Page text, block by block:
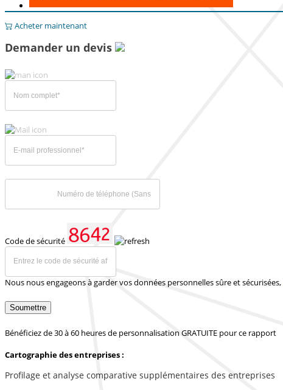
Acheter maintenant
Demander un devis
Code de sécurité
Nous nous engageons à garder vos données personnelles sûre et sécurisées,
Soumettre
Bénéficiez de 30 à 60 heures de personnalisation GRATUITE pour ce rapport
Cartographie des entreprises :
Profilage et analyse comparative supplémentaires des entreprises